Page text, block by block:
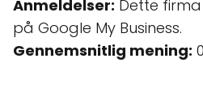
Anmeldelser: Dette
på Google My Business.
Gennemsnitlig mening: